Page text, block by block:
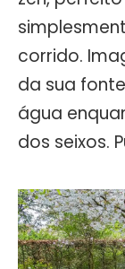
corrido.
da sua
água
dos seixos.